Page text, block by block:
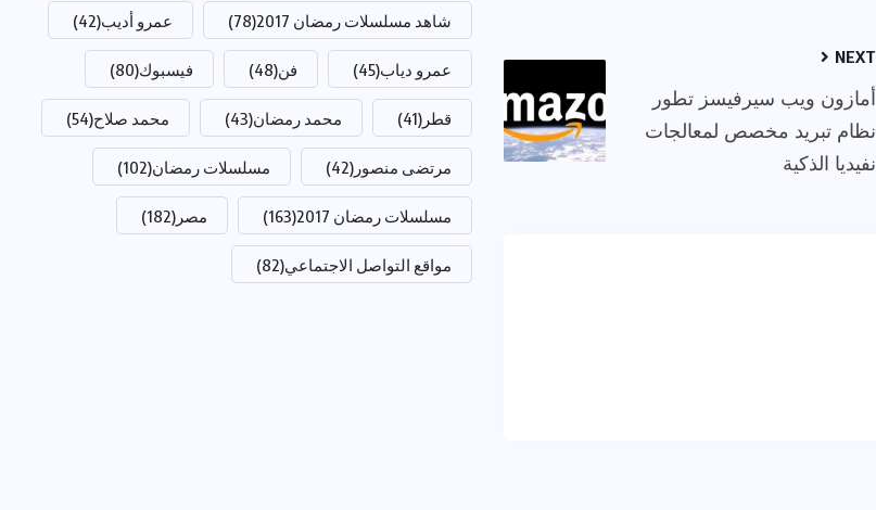
NEXT
أمازون ويب سيرفيسز تطور
نظام تبريد مخصص لمعالجات
نفيديا الذكية
شاهد مسلسلات رمضان 2017 (78) عمرو أديب(42)
عمرو دياب(45) فن(48) فيسبوك(80)
قطر (41) محمد رمضان(43) محمد صلاح(54)
مرتضى منصور (42) مسلسلات رمضان(102)
مسلسلات رمضان 2017 (163) مصر (182)
مواقع التواصل الاجتماعي(82)